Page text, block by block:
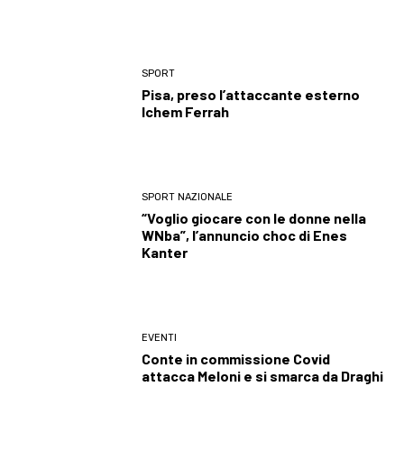
SPORT
Pisa, preso l’attaccante esterno
Ichem Ferrah
SPORT NAZIONALE
“Voglio giocare con le donne nella
WNba”, l’annuncio choc di Enes
Kanter
EVENTI
Conte in commissione Covid
attacca Meloni e si smarca da Draghi